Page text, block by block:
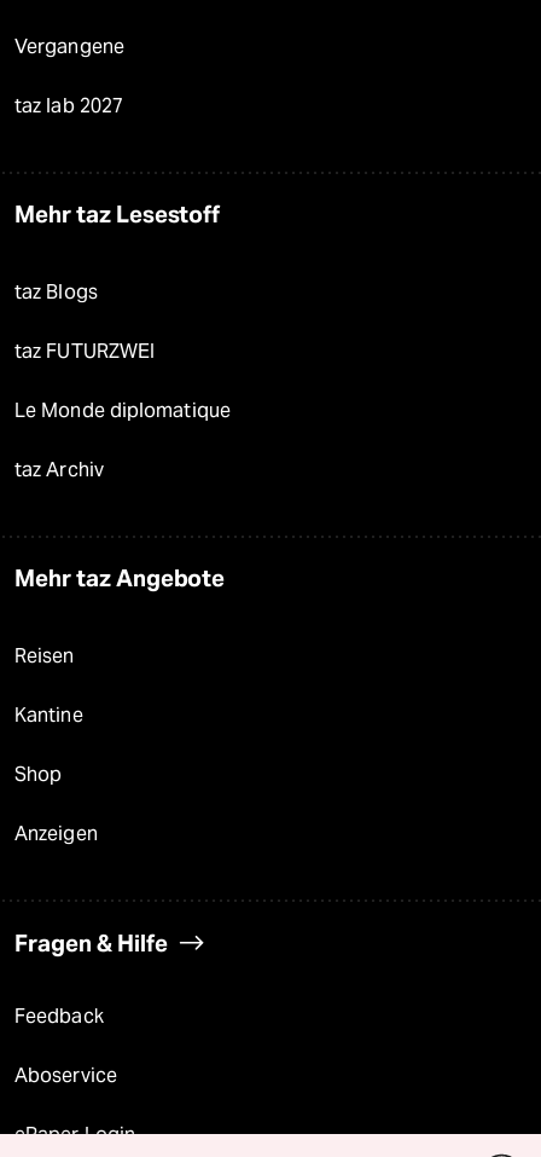
Vergangene
taz lab 2027
Mehr taz Lesestoff
taz Blogs
taz FUTURZWEI
Le Monde diplomatique
taz Archiv
Mehr taz Angebote
Reisen
Kantine
Shop
Anzeigen
Fragen & Hilfe
Feedback
Aboservice
ePaper Login